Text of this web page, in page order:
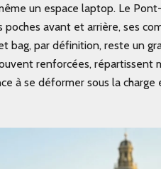
un espace laptop. Le
avant et arrière, ses
bag, par définition, reste un
renforcées, répartissent
à se déformer sous la